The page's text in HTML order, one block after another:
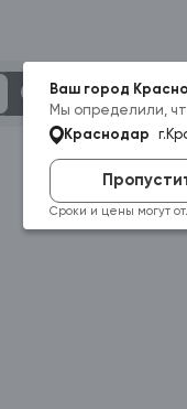
Ваш город
Мы определили,
Краснодар
Сроки и цены могут